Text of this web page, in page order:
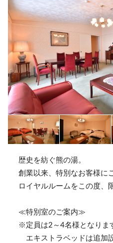
歴史を紡ぐ熊の湯。
創業以来、特別なお客様に
ロイヤルルームをこの度、
≪特別室のご案内≫
※定員は2～4名様となりま
エキストラベッドは追加